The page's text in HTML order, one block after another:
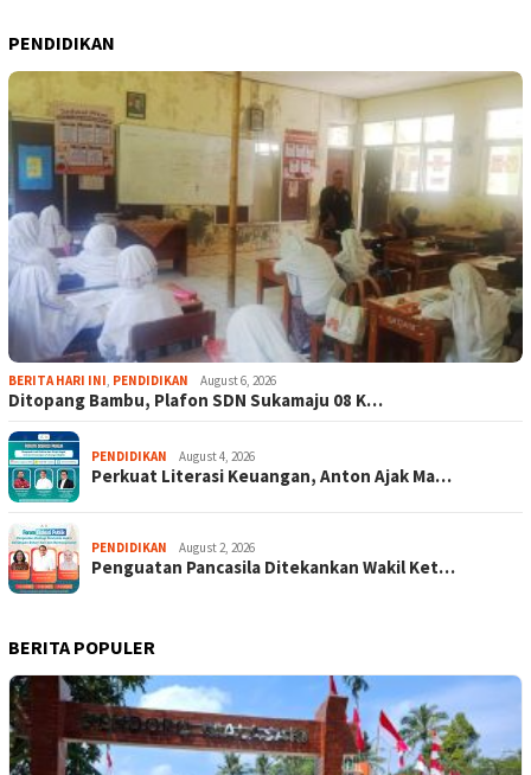
PENDIDIKAN
BERITA HARI INI, PENDIDIKAN August 6, 2026
Ditopang Bambu, Plafon SDN Sukamaju 08 K…
PENDIDIKAN August 4, 2026
Perkuat Literasi Keuangan, Anton Ajak Ma…
PENDIDIKAN August 2, 2026
Penguatan Pancasila Ditekankan Wakil Ket…
BERITA POPULER